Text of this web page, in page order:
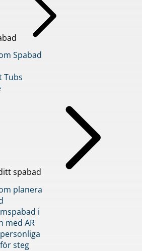
Spabad
Tubs
spabad
planera
i
med AR
steg